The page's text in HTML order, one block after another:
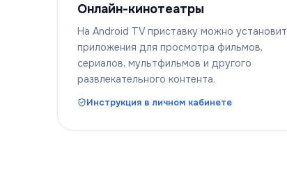
Онлайн-кинотеатры
На Android TV приставку можно
приложения для просмотра фильмов,
сериалов, мультфильмов и другого
развлекательного контента.
Инструкция в личном кабинете